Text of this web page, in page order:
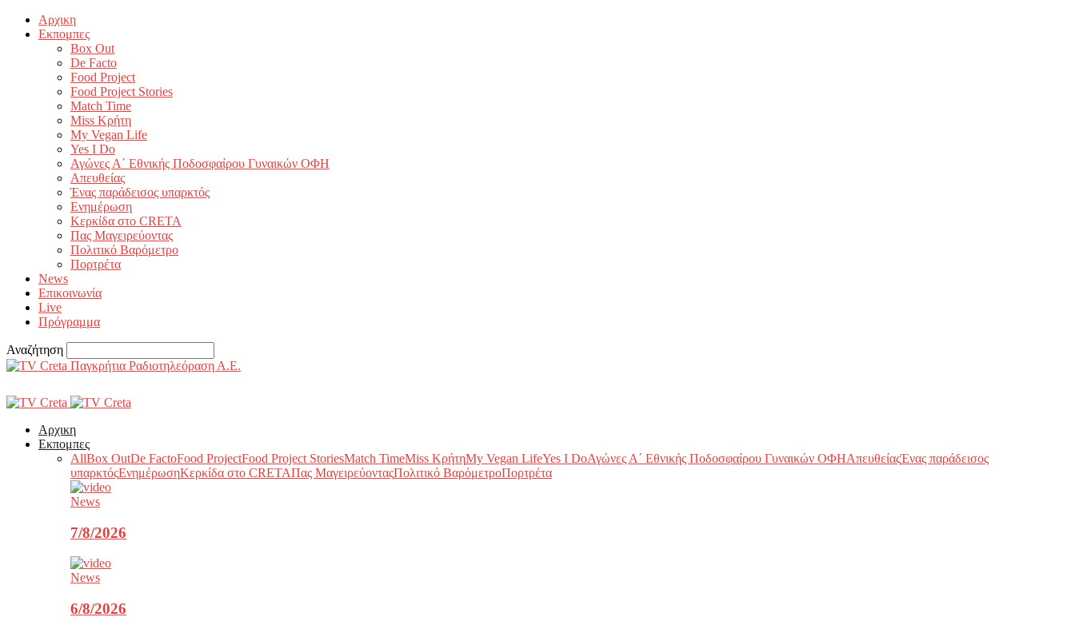
Αρχικη
Εκπομπες
Box Out
De Facto
Food Project
Food Project Stories
Match Time
Miss Κρήτη
My Vegan Life
Yes I Do
Αγώνες Α΄ Εθνικής Ποδοσφαίρου Γυναικών ΟΦΗ
Απευθείας
Ένας παράδεισος υπαρκτός
Ενημέρωση
Κερκίδα στο CRETA
Πας Μαγειρεύοντας
Πολιτικό Βαρόμετρο
Πορτρέτα
News
Επικοινωνία
Live
Πρόγραμμα
Αναζήτηση
Παγκρήτια Ραδιοτηλεόραση Α.Ε.
Αρχικη
Εκπομπες
AllBox OutDe FactoFood ProjectFood Project StoriesMatch TimeMiss ΚρήτηMy Vegan LifeYes I DoΑγώνες Α΄ Εθνικής Ποδοσφαίρου Γυναικών ΟΦΗΑπευθείαςΈνας παράδεισος
υπαρκτόςΕνημέρωσηΚερκίδα στο CRETAΠας ΜαγειρεύονταςΠολιτικό ΒαρόμετροΠορτρέτα
News
7/8/2026
News
6/8/2026